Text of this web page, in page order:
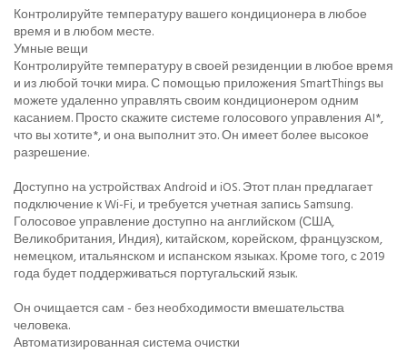
Контролируйте температуру вашего кондиционера в любое
время и в любом месте.
Умные вещи
Контролируйте температуру в своей резиденции в любое время
и из любой точки мира. С помощью приложения SmartThings вы
можете удаленно управлять своим кондиционером одним
касанием. Просто скажите системе голосового управления AI*,
что вы хотите*, и она выполнит это. Он имеет более высокое
разрешение.
Доступно на устройствах Android и iOS. Этот план предлагает
подключение к Wi-Fi, и требуется учетная запись Samsung.
Голосовое управление доступно на английском (США,
Великобритания, Индия), китайском, корейском, французском,
немецком, итальянском и испанском языках. Кроме того, с 2019
года будет поддерживаться португальский язык.
Он очищается сам - без необходимости вмешательства
человека.
Автоматизированная система очистки